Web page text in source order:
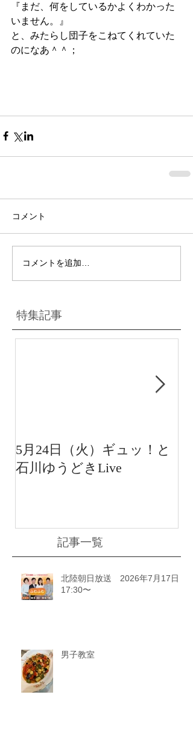
『まだ、何をしているかよくわかった
いません。』
と、みたらし団子をこねてくれていた
のになあ＾＾；
コメント
コメントを追加…
特集記事
5月24日（火）ギュッ！と
石川ゆうどきLive
記事一覧
北陸朝日放送 2026年7月17日
17:30〜
男子教室